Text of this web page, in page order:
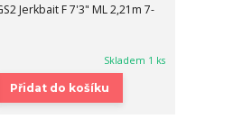
Jerkbait F 7'3" ML 2,21m 7-
Skladem 1 ks
Přidat do košíku